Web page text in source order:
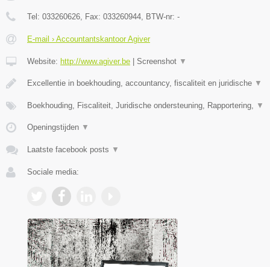
Tel: 033260626, Fax: 033260944, BTW-nr: -
E-mail › Accountantskantoor Agiver
Website: http://www.agiver.be Screenshot ▼
Excellentie in boekhouding, accountancy, fiscaliteit en juridische ▼
Boekhouding, Fiscaliteit, Juridische ondersteuning, Rapportering, ▼
Openingstijden ▼
Laatste facebook posts ▼
Sociale media: